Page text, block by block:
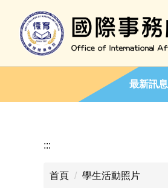
內
最新訊息
:::
首頁 學生活動照片